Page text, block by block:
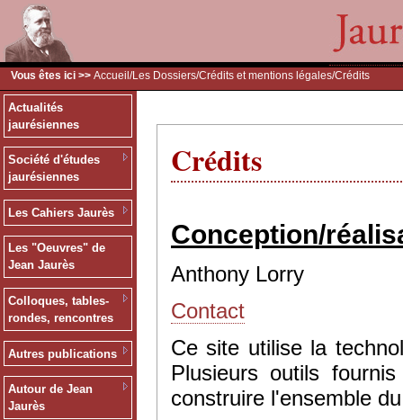
Vous êtes ici >> Accueil /Les Dossiers/Crédits et mentions légales/Crédits
Actualités
jaurésiennes
Société d'études
jaurésiennes
Les Cahiers Jaurès
Les "Oeuvres" de
Jean Jaurès
Colloques, tables-
rondes, rencontres
Autres publications
Autour de Jean
Jaurès
Crédits
Conception/
Anthony Lorry
Contact
Ce site utilise la
Plusieurs outils
construire l'ensemble